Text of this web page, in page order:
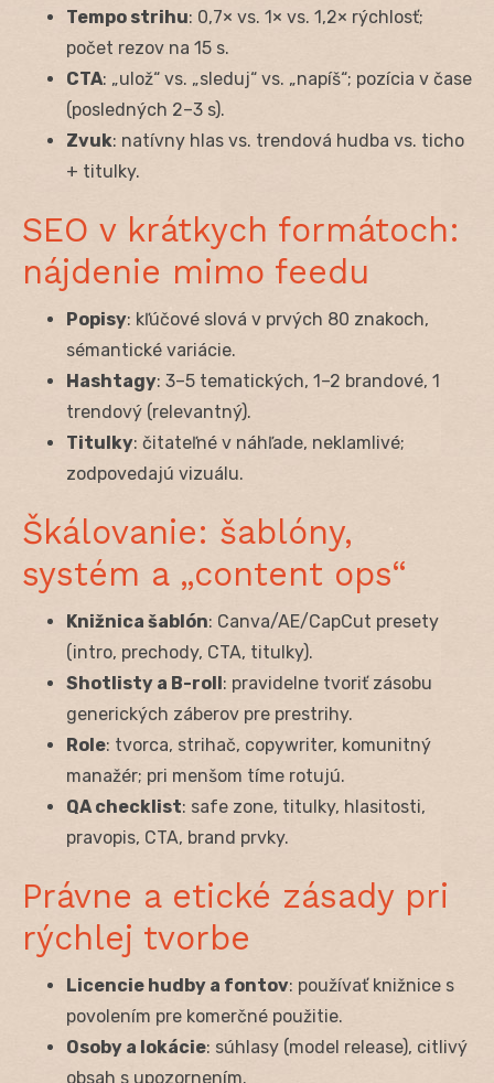
Tempo strihu: 0,7× vs. 1× vs. 1,2× rýchlosť;
počet rezov na 15 s.
CTA: „ulož“ vs. „sleduj“ vs. „napíš“; pozícia v čase
(posledných 2–3 s).
Zvuk: natívny hlas vs. trendová hudba vs. ticho
+ titulky.
SEO v krátkych formátoch:
nájdenie mimo feedu
Popisy: kľúčové slová v prvých 80 znakoch,
sémantické variácie.
Hashtagy: 3–5 tematických, 1–2 brandové, 1
trendový (relevantný).
Titulky: čitateľné v náhľade, neklamlivé;
zodpovedajú vizuálu.
Škálovanie: šablóny,
systém a „content ops“
Knižnica šablón: Canva/AE/CapCut presety
(intro, prechody, CTA, titulky).
Shotlisty a B-roll: pravidelne tvoriť zásobu
generických záberov pre prestrihy.
Role: tvorca, strihač, copywriter, komunitný
manažér; pri menšom tíme rotujú.
QA checklist: safe zone, titulky, hlasitosti,
pravopis, CTA, brand prvky.
Právne a etické zásady pri
rýchlej tvorbe
Licencie hudby a fontov: používať knižnice s
povolením pre komerčné použitie.
Osoby a lokácie: súhlasy (model release), citlivý
obsah s upozornením.